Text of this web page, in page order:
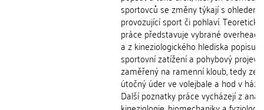
sportovců se změny týkají s ohledem
provozující sport či pohlaví.
práce představuje vybrané overhead
a z kineziologického hlediska popisuje
sportovní zatížení a pohybový projev
zaměřený na ramenní kloub, tedy
útočný úder ve volejbale a hod v
Další poznatky práce vycházejí z